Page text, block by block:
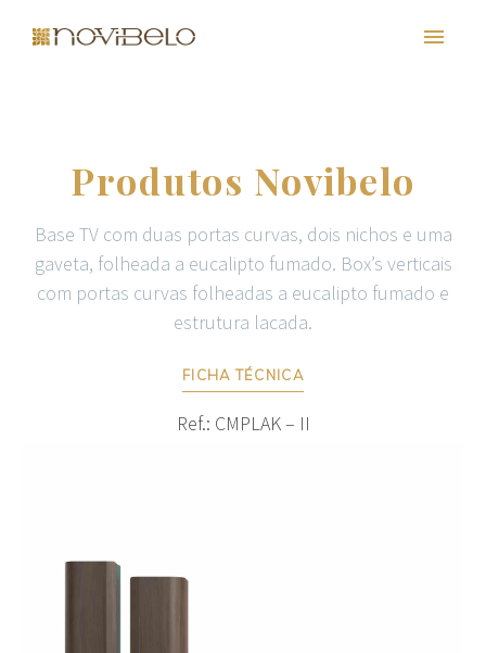
Produtos Novibelo
Base TV com duas portas curvas, dois nichos e uma
gaveta, folheada a eucalipto fumado. Box’s verticais
com portas curvas folheadas a eucalipto fumado e
estrutura lacada.
FICHA TÉCNICA
Ref.: CMPLAK – II